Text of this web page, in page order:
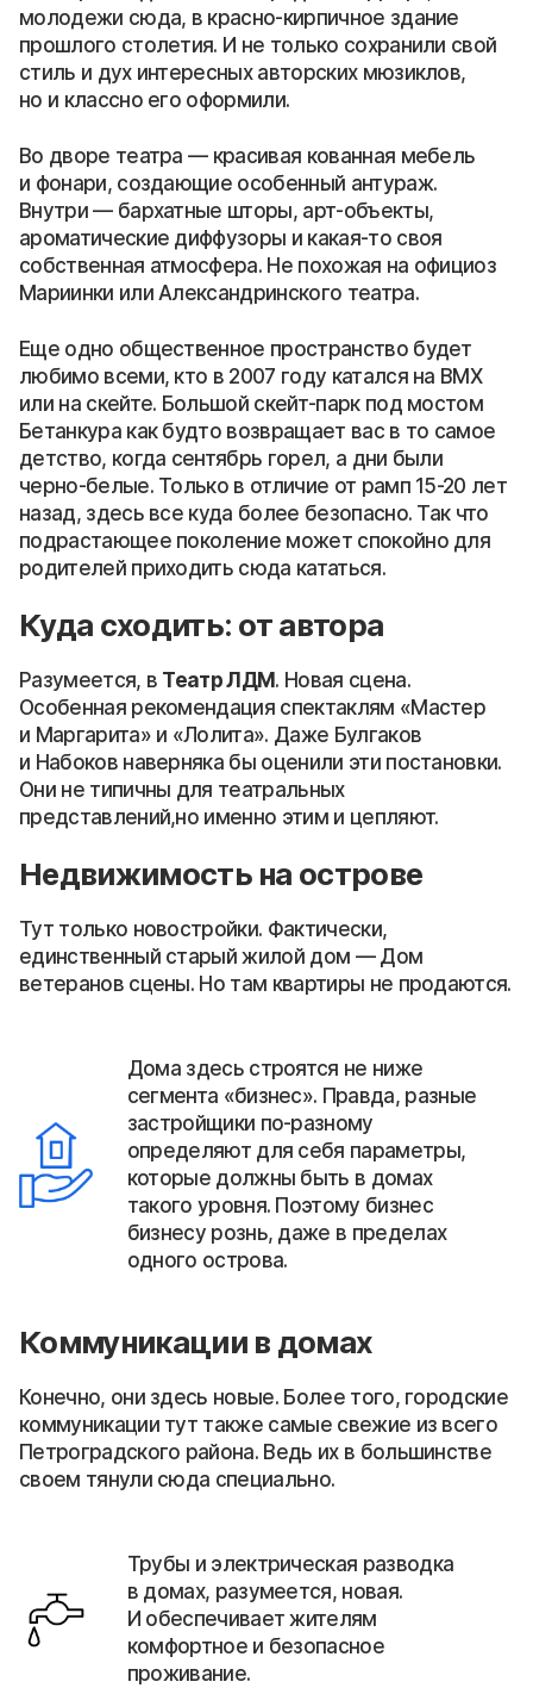
молодежи сюда, в красно-кирпичное здание
прошлого столетия. И не только сохранили свой
стиль и дух интересных авторских мюзиклов,
но и классно его оформили.
Во дворе театра — красивая кованная мебель
и фонари, создающие особенный антураж.
Внутри — бархатные шторы, арт-объекты,
ароматические диффузоры и какая-то своя
собственная атмосфера. Не похожая на официоз
Мариинки или Александринского театра.
Еще одно общественное пространство будет
любимо всеми, кто в 2007 году катался на BMX
или на скейте. Большой скейт-парк под мостом
Бетанкура как будто возвращает вас в то самое
детство, когда сентябрь горел, а дни были
черно-белые. Только в отличие от рамп 15-20 лет
назад, здесь все куда более безопасно. Так что
подрастающее поколение может спокойно для
родителей приходить сюда кататься.
Куда сходить: от автора
Разумеется, в Театр ЛДМ . Новая сцена.
Особенная рекомендация спектаклям «Мастер
и Маргарита» и «Лолита». Даже Булгаков
и Набоков наверняка бы оценили эти постановки.
Они не типичны для театральных
представлений,но именно этим и цепляют.
Недвижимость на острове
Тут только новостройки. Фактически,
единственный старый жилой дом — Дом
ветеранов сцены. Но там квартиры не продаются.
Дома здесь строятся не ниже
сегмента «бизнес». Правда, разные
застройщики по-разному
определяют для себя параметры,
которые должны быть в домах
такого уровня. Поэтому бизнес
бизнесу рознь, даже в пределах
одного острова.
Коммуникации в домах
Конечно, они здесь новые. Более того, городские
коммуникации тут также самые свежие из всего
Петроградского района. Ведь их в большинстве
своем тянули сюда специально.
Трубы и электрическая разводка
в домах, разумеется, новая.
И обеспечивает жителям
комфортное и безопасное
проживание.